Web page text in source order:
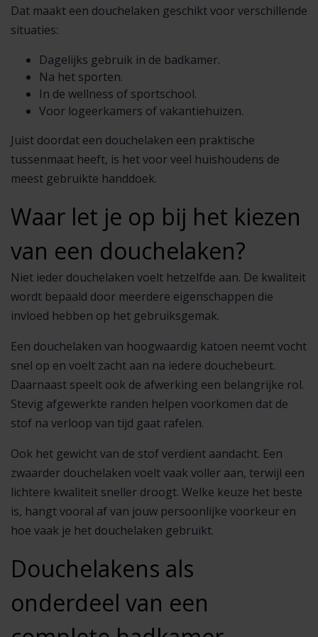
Dat maakt een douchelaken geschikt voor verschillende
situaties:
Dagelijks gebruik in de badkamer.
Na het sporten.
In de wellness of sportschool.
Voor logeerkamers of vakantiehuizen.
Juist doordat een douchelaken een praktische
tussenmaat heeft, is het voor veel huishoudens de
meest gebruikte handdoek.
Waar let je op bij het kiezen
van een douchelaken?
Niet ieder douchelaken voelt hetzelfde aan. De kwaliteit
wordt bepaald door meerdere eigenschappen die
invloed hebben op het gebruiksgemak.
Een douchelaken van hoogwaardig katoen neemt vocht
snel op en voelt zacht aan na iedere douchebeurt.
Daarnaast speelt ook de afwerking een belangrijke rol.
Stevig afgewerkte randen helpen voorkomen dat de
stof na verloop van tijd gaat rafelen.
Ook het gewicht van de stof verdient aandacht. Een
zwaarder douchelaken voelt vaak voller aan, terwijl een
lichtere kwaliteit sneller droogt. Welke keuze het beste
is, hangt vooral af van jouw persoonlijke voorkeur en
hoe vaak je het douchelaken gebruikt.
Douchelakens als
onderdeel van een